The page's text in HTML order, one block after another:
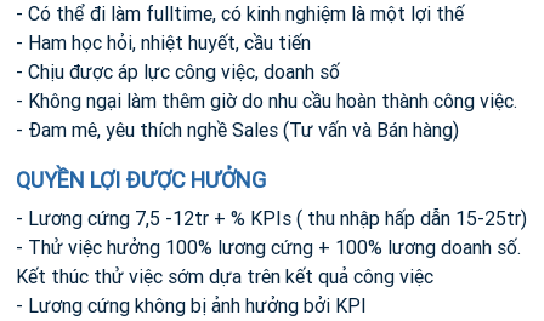
- Có thể đi làm fulltime, có kinh nghiệm là một lợi thế
- Ham học hỏi, nhiệt huyết, cầu tiến
- Chịu được áp lực công việc, doanh số
- Không ngại làm thêm giờ do nhu cầu hoàn thành công việc.
- Đam mê, yêu thích nghề Sales (Tư vấn và Bán hàng)
QUYỀN LỢI ĐƯỢC HƯỞNG
- Lương cứng 7,5 -12tr + % KPIs ( thu nhập hấp dẫn 15-25tr)
- Thử việc hưởng 100% lương cứng + 100% lương doanh số.
Kết thúc thử việc sớm dựa trên kết quả công việc
- Lương cứng không bị ảnh hưởng bởi KPI